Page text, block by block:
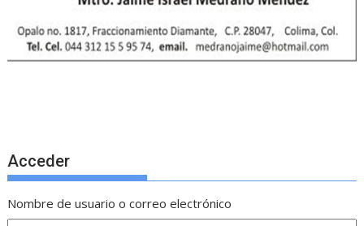
Acceder
Nombre de usuario o correo electrónico